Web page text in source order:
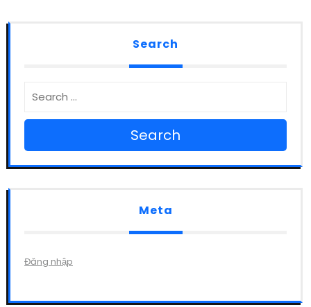
Search
Search
Meta
Đăng nhập